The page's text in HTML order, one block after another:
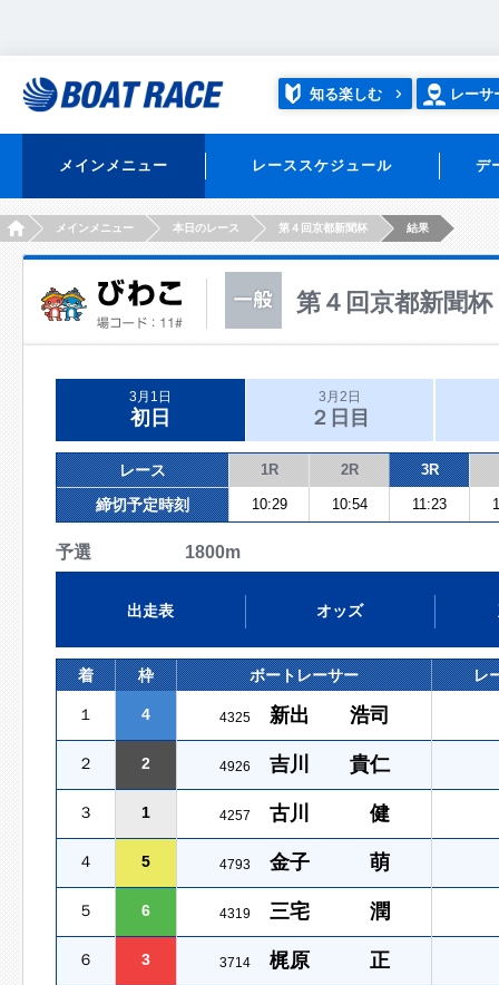
知る楽しむ レーサ
メインメニュー レーススケジュール デ
HOMEメインメニュー 本日のレース 第４回京都新聞杯 結果
第４回京都新聞杯
3月1日
初日
3月2日
２日目
レース 1R 2R 3R
締切予定時刻 10:29 10:54 11:23
予選 1800m
出走表 オッズ
着 枠 ボートレーサー レ
１ 4 4325 新出 浩司
２ 2 4926 吉川 貴仁
３ 1 4257 古川 健
４ 5 4793 金子 萌
５ 6 4319 三宅 潤
６ 3 3714 梶原 正